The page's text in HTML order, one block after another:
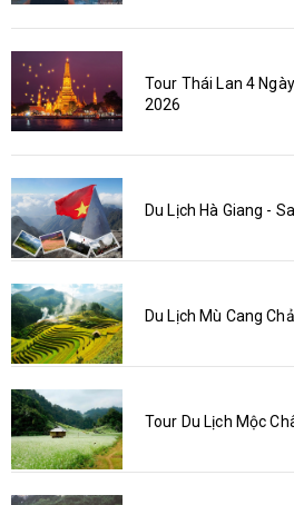
Tour Thái Lan 4
2026
Du Lịch Hà Giang -
Du Lịch Mù Cang
Tour Du Lịch Mộc